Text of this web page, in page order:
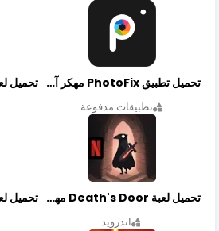
تحميل تطبيق PhotoFix مهكر آخر إصدار
تطبيقات مدفوعة
تحميل لعبة Death's Door مهكرة أخر إصدار
اندرويد